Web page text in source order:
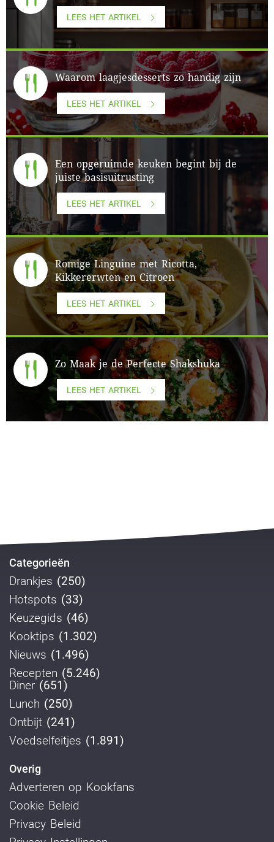
LEES HET ARTIKEL
Waarom laagjesdesserts zo handig zijn
LEES HET ARTIKEL
Een opgeruimde keuken begint bij de
juiste basisuitrusting
LEES HET ARTIKEL
Romige Linguine met Ricotta,
Kikkererwten en Citroen
LEES HET ARTIKEL
Zo Maak je de Perfecte Shakshuka
LEES HET ARTIKEL
Categorieën
Drankjes (250)
Hotspots (33)
Keuzegids (46)
Kooktips (1.302)
Nieuws (1.496)
Recepten (5.246)
Diner (651)
Lunch (250)
Ontbijt (241)
Voedselfeitjes (1.891)
Overig
Adverteren op Kookfans
Cookie Beleid
Privacy Beleid